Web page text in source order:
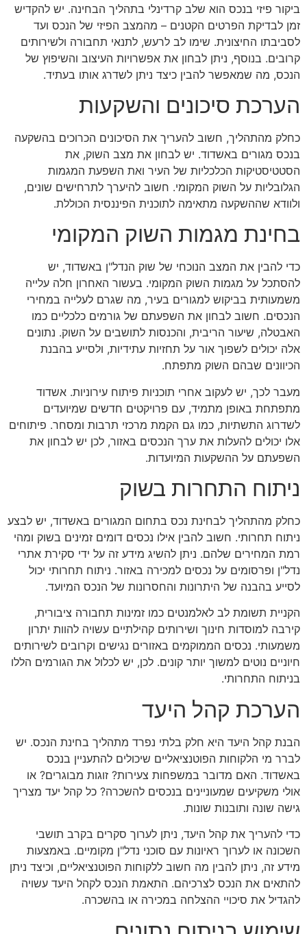
ביקור פיזי בנכס הוא שלב קרדינלי בתהליך הבחינה. יש להקדיש
זמן לבדיקת הפרטים הקטנים – מהמצב הפיזי של הנכס ועד
לסביבתו החיצונית. שימו לב לרעש, לתנאי תחבורה ולשירותים
קרובים. בנוסף, ניתן לבחון את אפשרויות העיצוב והשיפוץ של
הנכס, מה שמאפשר להבין כיצד ניתן לשדרג אותו בעתיד.
הערכת סיכונים והשקעות
כחלק מהתהליך, חשוב להעריך את הסיכונים הכרוכים בהשקעה
בנכס מגורים באשדוד. יש לבחון את מצב השוק, את
הסטטיסטיקות הכלכליות של העיר ואת השפעת המגמות
הגלובליות על השוק המקומי. חשוב להיערך לתרחישים שונים,
ולוודא שההשקעה מתאימה לתוכנית הפיננסית הכוללת.
בחינת מגמות השוק המקומי
כדי להבין את המצב הנוכחי של שוק הנדל"ן באשדוד, יש
להסתכל על מגמות השוק המקומי. בעשור האחרון חלה עלייה
משמעותית בביקוש למגורים בעיר, מה שגרם לעלייה במחירי
הנכסים. חשוב לבחון את השפעתם של גורמים כלכליים כמו
האבטלה, שיעור הריבית, והכנסות לתושבים על השוק. נתונים
אלה יכולים לשפוך אור על תחזיות עתידיות, ולסייע בהבנת
הכיוונים שבהם השוק מתפתח.
מעבר לכך, יש לעקוב אחרי תוכניות פיתוח עירוניות. אשדוד
מתפתחת באופן מתמיד, עם פרויקטים חדשים שמיועדים
לשדרוג התשתיות, כמו גם הקמת מרכזי תרבות ומסחר. פיתוחים
אלו יכולים להעלות את ערך הנכסים באזור, לכן יש לבחון את
השפעתם על ההשקעות המיועדות.
ניתוח התחרות בשוק
כחלק מהתהליך לבחינת נכס בתחום המגורים באשדוד, יש לבצע
ניתוח תחרותי. חשוב להבין אילו נכסים דומים זמינים בשוק ומהי
רמת המחירים שלהם. ניתן להשיג מידע זה על ידי סקירת אתרי
נדל"ן ופרסומים על נכסים למכירה באזור. ניתוח תחרותי יכול
לסייע בהבנה של היתרונות והחסרונות של הנכס המיועד.
הקניית תשומת לב לאלמנטים כמו זמינות תחבורה ציבורית,
קירבה למוסדות חינוך ושירותים קהילתיים עשויה להוות יתרון
משמעותי. נכסים הממוקמים באזורים נגישים וקרובים לשירותים
חיוניים נוטים למשוך יותר קונים. לכן, יש לכלול את הגורמים הללו
בניתוח התחרותי.
הערכת קהל היעד
הבנת קהל היעד היא חלק בלתי נפרד מתהליך בחינת הנכס. יש
לברר מי הלקוחות הפוטנציאליים שיכולים להתעניין בנכס
באשדוד. האם מדובר במשפחות צעירות? זוגות מבוגרים? או
אולי משקיעים שמעוניינים בנכסים להשכרה? כל קהל יעד מצריך
גישה שונה ותובנות שונות.
כדי להעריך את קהל היעד, ניתן לערוך סקרים בקרב תושבי
השכונה או לערוך ראיונות עם סוכני נדל"ן מקומיים. באמצעות
מידע זה, ניתן להבין מה חשוב ללקוחות הפוטנציאליים, וכיצד ניתן
להתאים את הנכס לצרכיהם. התאמת הנכס לקהל היעד עשויה
להגדיל את סיכויי ההצלחה במכירה או בהשכרה.